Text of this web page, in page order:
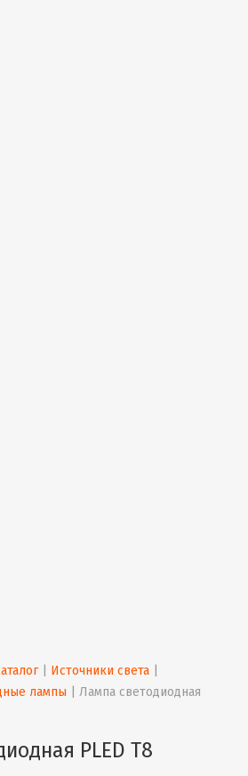
| Источники света
лампы
Лампа светодиодная
PLED T8